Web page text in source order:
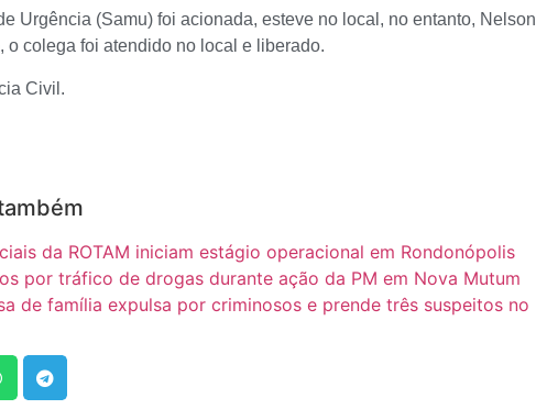
Urgência (Samu) foi acionada, esteve no local, no entanto, Nelson
o colega foi atendido no local e liberado.
Civil.
da ROTAM iniciam estágio operacional em Rondonópolis
por tráfico de drogas durante ação da PM em Nova Mutum
de família expulsa por criminosos e prende três suspeitos no